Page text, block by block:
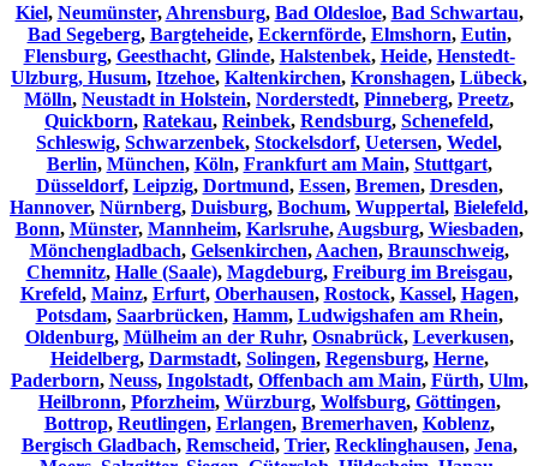
Kiel, Neumünster, Ahrensburg, Bad Oldesloe, Bad Schwartau,
Bad Segeberg, Bargteheide, Eckernförde, Elmshorn, Eutin,
Flensburg, Geesthacht, Glinde, Halstenbek, Heide, Henstedt-
Ulzburg, Husum, Itzehoe, Kaltenkirchen, Kronshagen, Lübeck,
Mölln, Neustadt in Holstein, Norderstedt, Pinneberg, Preetz,
Quickborn, Ratekau, Reinbek, Rendsburg, Schenefeld,
Schleswig, Schwarzenbek, Stockelsdorf, Uetersen, Wedel,
Berlin, München, Köln, Frankfurt am Main, Stuttgart,
Düsseldorf, Leipzig, Dortmund, Essen, Bremen, Dresden,
Hannover, Nürnberg, Duisburg, Bochum, Wuppertal, Bielefeld,
Bonn, Münster, Mannheim, Karlsruhe, Augsburg, Wiesbaden,
Mönchengladbach, Gelsenkirchen, Aachen, Braunschweig,
Chemnitz⁠, Halle (Saale), Magdeburg, Freiburg im Breisgau,
Krefeld, Mainz, Erfurt, Oberhausen, Rostock, Kassel, Hagen,
Potsdam, Saarbrücken, Hamm, Ludwigshafen am Rhein,
Oldenburg, Mülheim an der Ruhr, Osnabrück, Leverkusen,
Heidelberg, Darmstadt, Solingen, Regensburg, Herne,
Paderborn, Neuss, Ingolstadt, Offenbach am Main, Fürth, Ulm,
Heilbronn, Pforzheim, Würzburg, Wolfsburg, Göttingen,
Bottrop, Reutlingen, Erlangen, Bremerhaven, Koblenz,
Bergisch Gladbach, Remscheid, Trier, Recklinghausen, Jena,